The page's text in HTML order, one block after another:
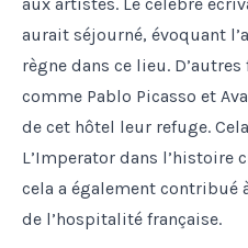
aurait séjourné, évoquant
règne dans ce lieu.
comme Pablo Picasso et
de cet hôtel leur refuge.
L’Imperator dans l’histoire
cela a également contribué
de l’hospitalité française.